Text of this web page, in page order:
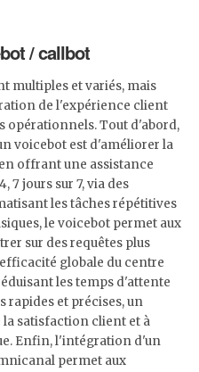
/ callbot
multiples et variés, mais
de l'expérience client
opérationnels. Tout d'abord,
voicebot est d'améliorer la
en offrant une assistance
7 jours sur 7, via des
les tâches répétitives
le voicebot permet aux
sur des requêtes plus
globale du centre
les temps d'attente
rapides et précises, un
satisfaction client et à
Enfin, l'intégration d'un
permet aux